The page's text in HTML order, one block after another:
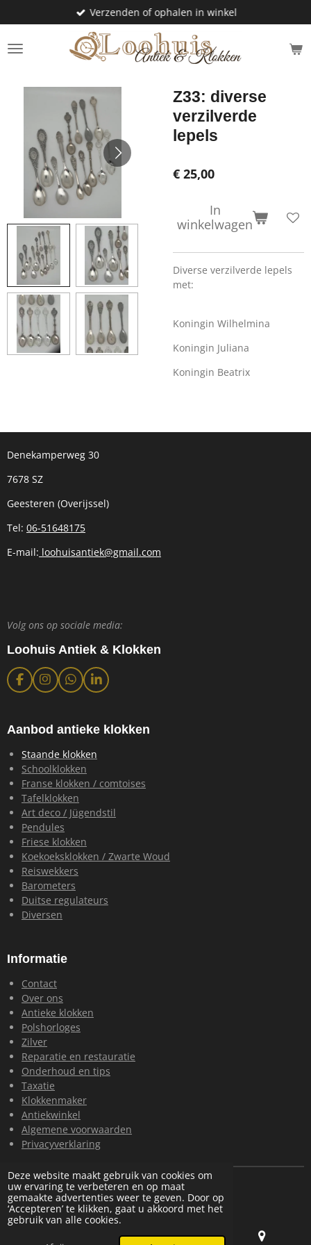
Deze website maakt gebruik van cookies om
uw ervaring te verbeteren en op maat
gemaakte advertenties weer te geven. Door op
‘Accepteren’ te klikken, gaat u akkoord met het
gebruik van alle cookies.
direct
naar
de
Verzenden of ophalen in winkel
Z33: diverse
verzilverde
lepels
€ 25,00
In
winkelwagen
Diverse verzilverde lepels
met:
Koningin Wilhelmina
Koningin Juliana
Koningin Beatrix
Denekamperweg 30
7678 SZ
Geesteren (Overijssel)
Tel: 06-51648175
E-mail: loohuisantiek@gmail.com
Volg ons op sociale media:
Loohuis Antiek & Klokken
F
a
b
o
k
I
n
a
r
a
m
W
h
s
p
p
L
i
e
I
n
Aanbod antieke klokken
Staande klokken
Schoolklokken
Franse klokken / comtoises
Tafelklokken
Art deco / Jügendstil
Pendules
Friese klokken
Koekoeksklokken / Zwarte Woud
Reiswekkers
Barometers
Duitse regulateurs
Diversen
Informatie
Contact
Over ons
Antieke klokken
Polshorloges
Zilver
Reparatie en restauratie
Onderhoud en tips
Taxatie
Klokkenmaker
Antiekwinkel
Algemene voorwaarden
Privacyverklaring
© 2024 Loohuis Antiek en Klokken
Powered by JouwWeb